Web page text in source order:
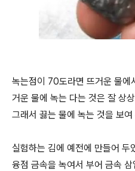
녹는점이 70도라면 뜨거운 물에
거운 물에 녹는 다는 것은 잘 상
그래서 끓는 물에 녹는 것을 보
실험하는 김에 예전에 만들어 두
융점 금속을 녹여서 부어 금속